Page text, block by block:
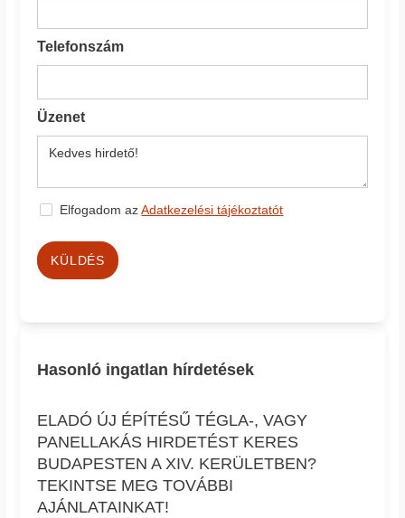
Telefonszám
Üzenet
Elfogadom azAdatkezelési tájékoztatót
KÜLDÉS
Hasonló ingatlan hírdetések
ELADÓ ÚJ ÉPÍTÉSŰ TÉGLA-, VAGY
PANELLAKÁS HIRDETÉST KERES
BUDAPESTEN A XIV. KERÜLETBEN?
TEKINTSE MEG TOVÁBBI
AJÁNLATAINKAT!